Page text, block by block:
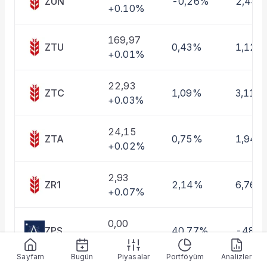
Taşınan Fonlar
+0.10%
ZTU
169,97
+0.01%
0,43% 1,12%
ZTC
22,93
+0.03%
1,09% 3,11%
ZTA
24,15
+0.02%
0,75% 1,94%
ZR1
2,93
+0.07%
2,14% 6,76%
ZPS
0,00
+0.00%
40,77% -
Sayfam Bugün Piyasalar Portföyüm Analizler